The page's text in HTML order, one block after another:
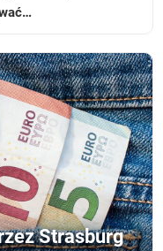
Strasburg